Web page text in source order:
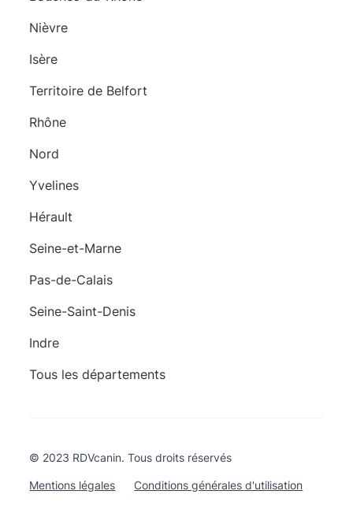
Nièvre
Isère
Territoire de Belfort
Rhône
Nord
Yvelines
Hérault
Seine-et-Marne
Pas-de-Calais
Seine-Saint-Denis
Indre
Tous les départements
© 2023 RDVcanin. Tous droits réservés
Mentions légales Conditions générales d'utilisation